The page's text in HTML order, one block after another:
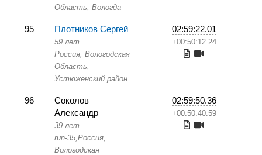
Область, Вологда
95 Плотников Сергей
59 лет
Россия, Вологодская
Область,
Устюженский район
02:59:22.01
+00:50:12.24
96
Соколов
Александр
39 лет
run-35,Россия,
Вологодская
02:59:50.36
+00:50:40.59